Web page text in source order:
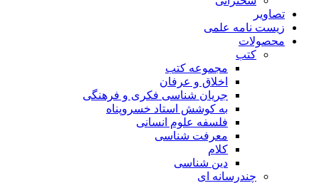
تصاویر
زیست نامه علمی
محصولات
کتب
مجموعه کتب
اخلاق و عرفان
جریان شناسی فکری و فرهنگی
به کوشش استاد خسروپناه
فلسفه علوم انسانی
معرفت شناسی
کلام
دین شناسی
چندرسانه ای